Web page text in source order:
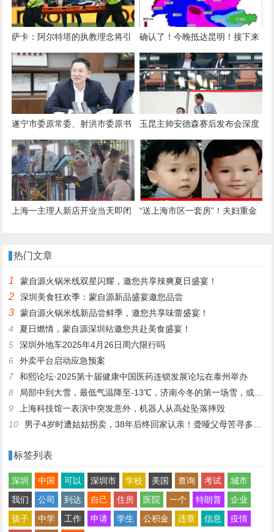
不好协调
萨卡：阿尔特塔的执教理念将引
领阿森纳走向成功
确认了！今晚抵达昆明！接下来
更猛，这期间暂停外出
遂宁市委原常委、射洪市委原书
记谭晓政任四川省交通厅副厅长
玉昆主帅安德森赛后发布会深度
解析：为何对北京队表达赞赏？
上海一主理人新店开业当天即闭
晕倒，商场：已送医，另有人中
“送上海市区一套房”！夫妇重金
热门文章
1 蒙自源火锅米线双星闪耀，邀您共享辣爽夏日盛宴！
2 深圳美食狂欢季：蒙自源新品盛宴邀您品尝
3
蒙自源火锅米线新品尝鲜季，邀您共享味蕾盛宴！
4
夏日燃情，蒙自源深圳站邀您共赴美食盛宴！
5
深圳外地车2025年4月26日周六限行吗
6
外卖平台启动应急预案
7
和熙论坛·2025第十届健康中国医药连锁发展论坛在泰州举办
8
局部中到大雪，最低气温降至-13℃，济南今冬的第一场雪，或跟去年同一时间！
9
上海科技馆一表演中突发意外，机器人从高处坠落摔毁
10
男子4岁时遭姑姑拐卖，38年后终回家认亲！聋哑父母苦寻多年，母亲已抱憾离世丨红星寻人
标签列表
深圳 中国 可以 深圳市 学校 美国 查询 考试
城市
我们
公司 到达 自己 住房 医院 一个 特朗普
企业
孩子
中学 工作 申请 学生 公积金 违章 信息 疫情